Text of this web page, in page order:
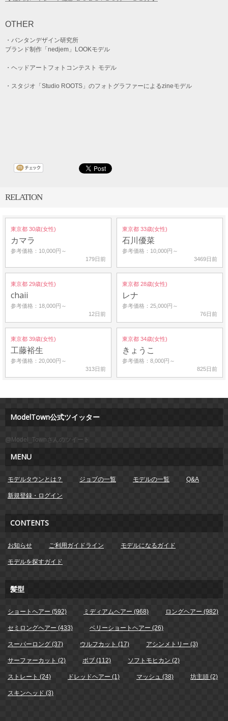
OTHER
・バンタンデザイン研究所
ブランド制作「nedjem」LOOKモデル
・ヘッドアートフォトコンテスト モデル
・スタジオ「Studio ROOTS」のフォトグラファーによるzineモデル
RELATION
東京都 30歳(女性)
カマラ
参考価格：10,000円～
179日前
東京都 33歳(女性)
石川優菜
参考価格：10,000円～
3469日前
東京都 29歳(女性)
chaii
参考価格：18,000円～
12日前
東京都 28歳(女性)
レナ
参考価格：25,000円～
76日前
東京都 39歳(女性)
工藤裕生
参考価格：20,000円～
313日前
東京都 34歳(女性)
きょうこ
参考価格：8,000円～
825日前
ModelTown公式ツイッター
@Model_Townさんのツイート
MENU
モデルタウンとは？ ジョブの一覧 モデルの一覧 Q&A
新規登録・ログイン
CONTENTS
お知らせ ご利用ガイドライン モデルになるガイド
モデルを探すガイド
髪型
ショートヘアー (592) ミディアムヘアー (968) ロングヘアー (982)
セミロングヘアー (433) ベリーショートヘアー (26)
スーパーロング (37) ウルフカット (17) アシンメトリー (3)
サーファーカット (2) ボブ (112) ソフトモヒカン (2)
ストレート (24) ドレッドヘアー (1) マッシュ (38) 坊主頭 (2)
スキンヘッド (3)